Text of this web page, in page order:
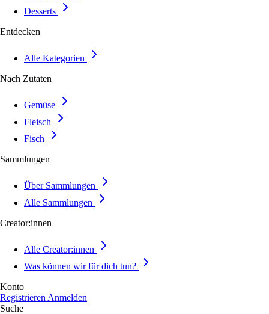
Desserts
Entdecken
Alle Kategorien
Nach Zutaten
Gemüse
Fleisch
Fisch
Sammlungen
Über Sammlungen
Alle Sammlungen
Creator:innen
Alle Creator:innen
Was können wir für dich tun?
Konto
Registrieren Anmelden
Suche